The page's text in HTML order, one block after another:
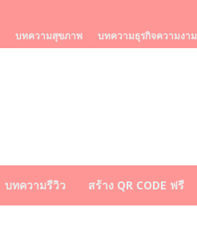
บทความสุขภาพ บทความธุรกิจความงาม
บทความรีวิว สร้าง QR CODE ฟรี